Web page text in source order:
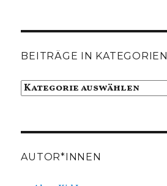
BEITRÄGE IN KATEGORIEN
Beiträge
AUTOR*INNEN